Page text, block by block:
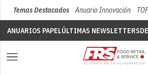
Temas Destacados Anuario Innovación
ANUARIOS PAPELÚLTIMAS NEWSLETTERS